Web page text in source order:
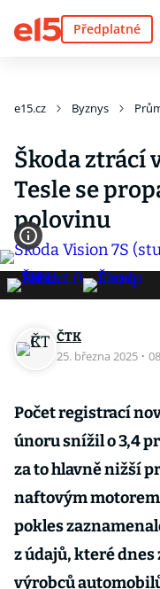
Předplatné
e15.cz Byznys
Škoda ztrácí
Tesle se
polovinu
ČTK
25. března 2025 ·
Počet registrací
únoru snížil o 3,4
za to hlavně nižší
naftovým
pokles
z údajů, které
výrobců